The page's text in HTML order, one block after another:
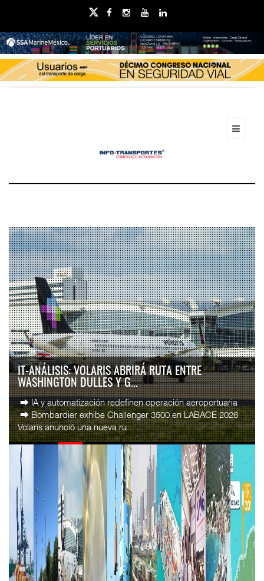
IT-ANÁLISIS: VOLARIS ABRIRÁ RUTA ENTRE
WASHINGTON DULLES Y G...
⮕ IA y automatización redefinen operación aeroportuaria
⮕ Bombardier exhibe Challenger 3500 en LABACE 2026
Volaris anunció una nueva ru...